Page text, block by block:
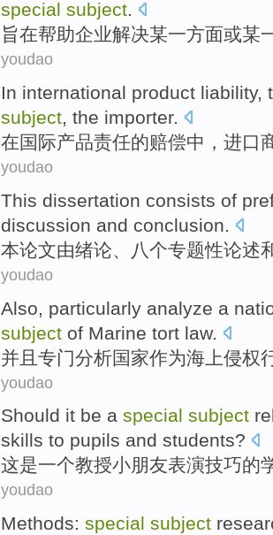
special subject.
旨在帮助企业解决某一方面或某
youdao
In international product liability,
subject, the importer.
在国际产品责任的赔偿中， 进口
youdao
This dissertation consists of
discussion and conclusion.
本论文由绪论、 八个专题性论述
youdao
Also particularly analyze a
subject of Marine tort law.
并且 专门分析国家作为海上侵权
youdao
Should it be a special subject
skills to pupils and students?
这是一个教授小朋友表演技巧的
youdao
Methods: special subject